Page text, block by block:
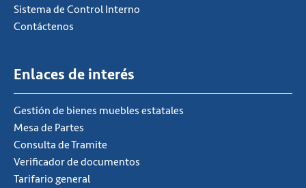
Sistema de Control Interno
Contáctenos
Enlaces de interés
Gestión de bienes muebles estatales
Mesa de Partes
Consulta de Tramite
Verificador de documentos
Tarifario general